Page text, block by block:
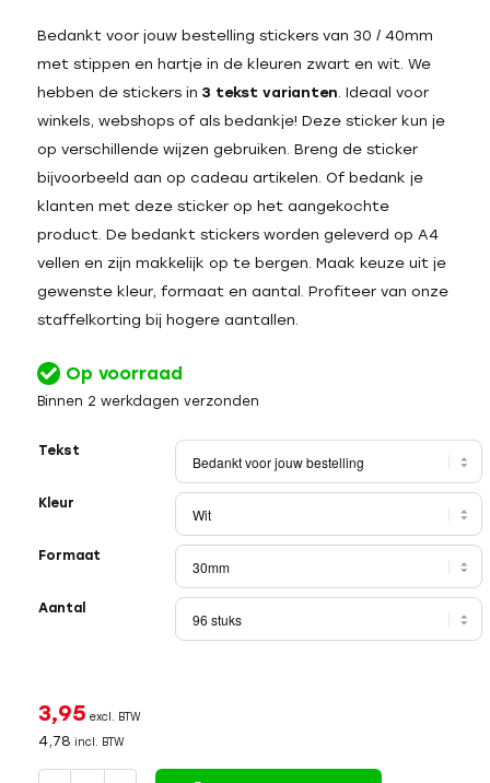
Bedankt voor jouw bestelling stickers van 30 / 40mm
met stippen en hartje in de kleuren zwart en wit. We
hebben de stickers in 3 tekst varianten. Ideaal voor
winkels, webshops of als bedankje! Deze sticker kun je
op verschillende wijzen gebruiken. Breng de sticker
bijvoorbeeld aan op cadeau artikelen. Of bedank je
klanten met deze sticker op het aangekochte
product. De bedankt stickers worden geleverd op A4
vellen en zijn makkelijk op te bergen. Maak keuze uit je
gewenste kleur, formaat en aantal. Profiteer van onze
staffelkorting bij hogere aantallen.
Op voorraad
Binnen 2 werkdagen verzonden
Tekst
Kleur
Formaat
Aantal
3,95 excl. BTW
4,78 incl. BTW